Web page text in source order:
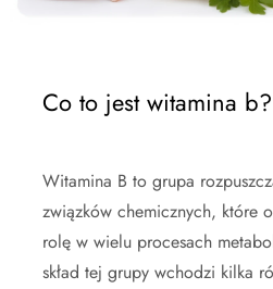
Co to jest witamina b?
Witamina B to grupa
związków chemicznych, które
rolę w wielu procesach
skład tej grupy wchodzi kilka